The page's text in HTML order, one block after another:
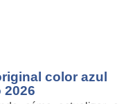
color azul
2026